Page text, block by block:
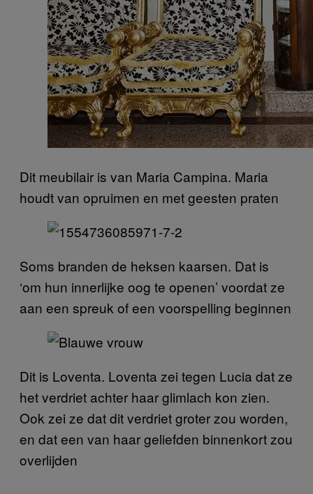
Dit meubilair is van Maria Campina. Maria
houdt van opruimen en met geesten praten
Soms branden de heksen kaarsen. Dat is
‘om hun innerlijke oog te openen’ voordat ze
aan een spreuk of een voorspelling beginnen
Dit is Loventa. Loventa zei tegen Lucia dat ze
het verdriet achter haar glimlach kon zien.
Ook zei ze dat dit verdriet groter zou worden,
en dat een van haar geliefden binnenkort zou
overlijden